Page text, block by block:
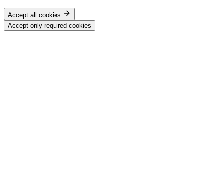
Accept all cookies
Accept only required cookies